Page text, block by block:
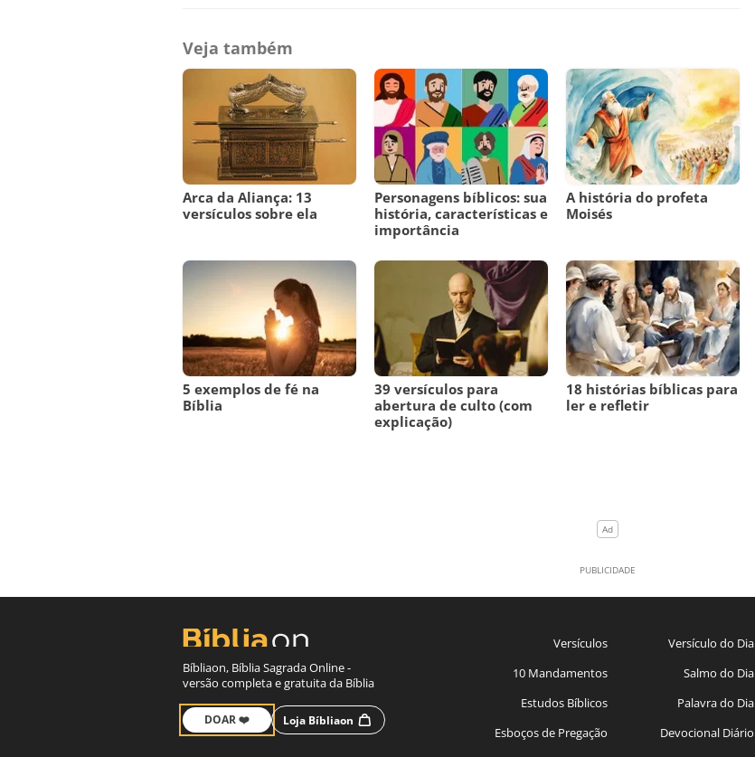
Veja também
Arca da Aliança: 13
versículos sobre ela
Personagens bíblicos: sua
história, características e
importância
A história do profeta
Moisés
5 exemplos de fé na
Bíblia
39 versículos para
abertura de culto (com
explicação)
18 histórias bíblicas para
ler e refletir
Bíbliaon, Bíblia Sagrada Online -
versão completa e gratuita da Bíblia
DOAR ❤️ Loja Bíbliaon
Versículos
10 Mandamentos
Estudos Bíblicos
Esboços de Pregação
Versículo do Dia
Salmo do Dia
Palavra do Dia
Devocional Diário